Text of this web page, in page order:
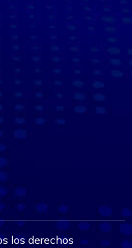
los derechos